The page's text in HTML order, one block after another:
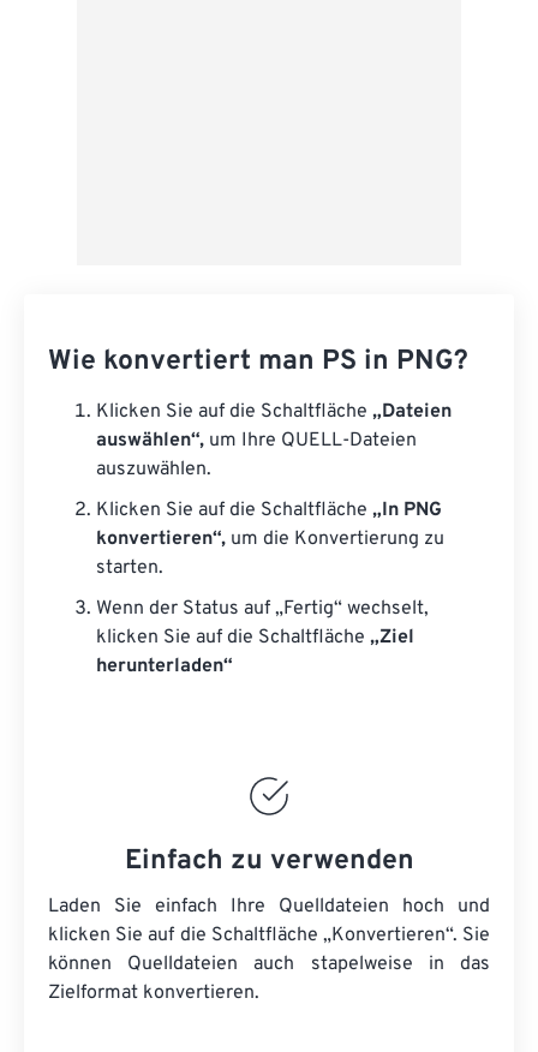
Wie konvertiert man PS in PNG?
Klicken Sie auf die Schaltfläche „Dateien
auswählen“, um Ihre QUELL-Dateien
auszuwählen.
Klicken Sie auf die Schaltfläche „In PNG
konvertieren“, um die Konvertierung zu
starten.
Wenn der Status auf „Fertig“ wechselt,
klicken Sie auf die Schaltfläche „Ziel
herunterladen“
Einfach zu verwenden
Laden Sie einfach Ihre Quelldateien hoch und
klicken Sie auf die Schaltfläche „Konvertieren“. Sie
können Quelldateien auch stapelweise in das
Zielformat konvertieren.